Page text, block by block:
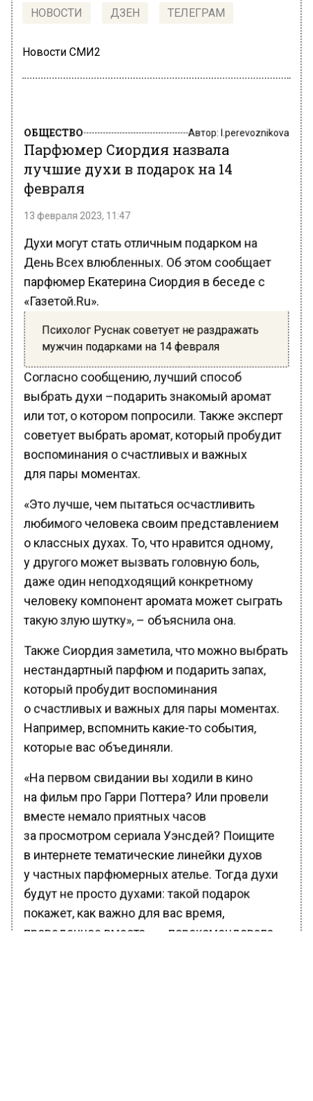
НОВОСТИ ДЗЕН ТЕЛЕГРАМ
Новости СМИ2
Парфюмер Сиордия назвала
лучшие духи в подарок на 14
февраля
Духи могут стать отличным подарком на
День Всех влюбленных. Об этом сообщает
парфюмер Екатерина Сиордия в беседе с
«Газетой.Ru».
Психолог Руснак советует не раздражать
мужчин подарками на 14 февраля
Согласно сообщению, лучший способ
выбрать духи –подарить знакомый аромат
или тот, о котором попросили. Также эксперт
советует выбрать аромат, который пробудит
воспоминания о счастливых и важных
для пары моментах.
«Это лучше, чем пытаться осчастливить
любимого человека своим представлением
о классных духах. То, что нравится одному,
у другого может вызвать головную боль,
даже один неподходящий конкретному
человеку компонент аромата может сыграть
такую злую шутку», – объяснила она.
Также Сиордия заметила, что можно выбрать
нестандартный парфюм и подарить запах,
который пробудит воспоминания
о счастливых и важных для пары моментах.
Например, вспомнить какие-то события,
которые вас объединяли.
«На первом свидании вы ходили в кино
на фильм про Гарри Поттера? Или провели
вместе немало приятных часов
за просмотром сериала Уэнсдей? Поищите
в интернете тематические линейки духов
у частных парфюмерных ателье. Тогда духи
будут не просто духами: такой подарок
покажет, как важно для вас время,
проведенное вместе», — порекомендовала